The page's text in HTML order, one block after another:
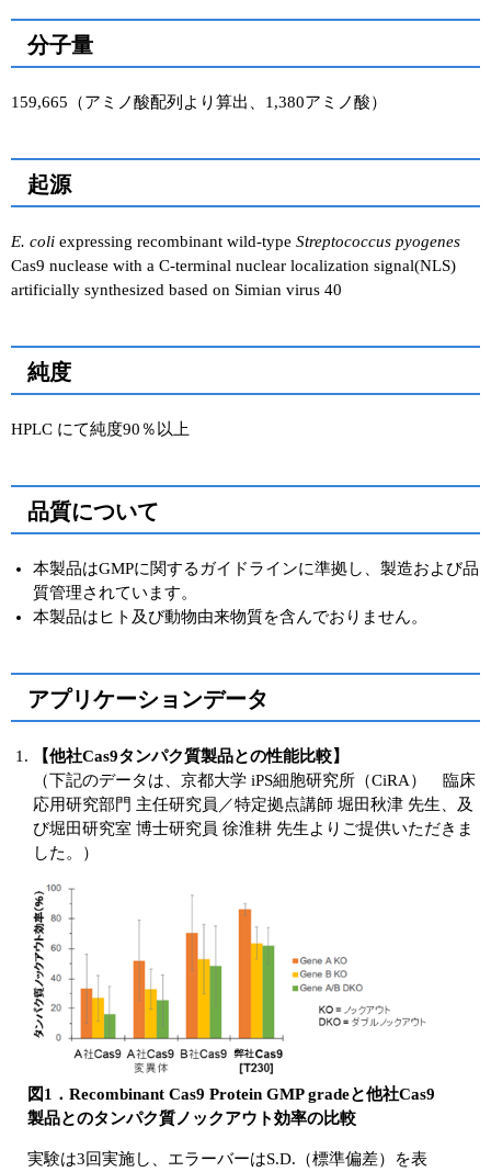
分子量
159,665（アミノ酸配列より算出、1,380アミノ酸）
起源
E. coli expressing recombinant wild-type Streptococcus pyogenes
Cas9 nuclease with a C-terminal nuclear localization signal(NLS)
artificially synthesized based on Simian virus 40
純度
HPLC にて純度90％以上
品質について
本製品はGMPに関するガイドラインに準拠し、製造および品
質管理されています。
本製品はヒト及び動物由来物質を含んでおりません。
アプリケーションデータ
【他社Cas9タンパク質製品との性能比較】
（下記のデータは、京都大学 iPS細胞研究所（CiRA） 臨床
応用研究部門 主任研究員／特定拠点講師 堀田秋津 先生、及
び堀田研究室 博士研究員 徐淮耕 先生よりご提供いただきま
した。）
図1．Recombinant Cas9 Protein GMP gradeと他社Cas9
製品とのタンパク質ノックアウト効率の比較
実験は3回実施し、エラーバーはS.D.（標準偏差）を表